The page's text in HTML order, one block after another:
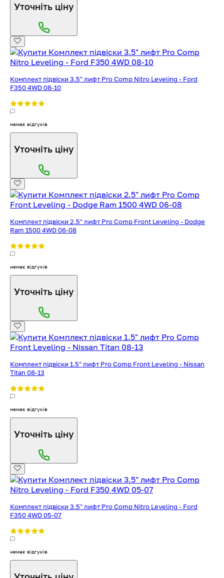
Уточніть ціну
Комплект підвіски 3.5" лифт Pro Comp Nitro Leveling - Ford
F350 4WD 08-10
немає відгуків
Уточніть ціну
Комплект підвіски 2.5" лифт Pro Comp Front Leveling - Dodge
Ram 1500 4WD 06-08
немає відгуків
Уточніть ціну
Комплект підвіски 1.5" лифт Pro Comp Front Leveling - Nissan
Titan 08-13
немає відгуків
Уточніть ціну
Комплект підвіски 3.5" лифт Pro Comp Nitro Leveling - Ford
F350 4WD 05-07
немає відгуків